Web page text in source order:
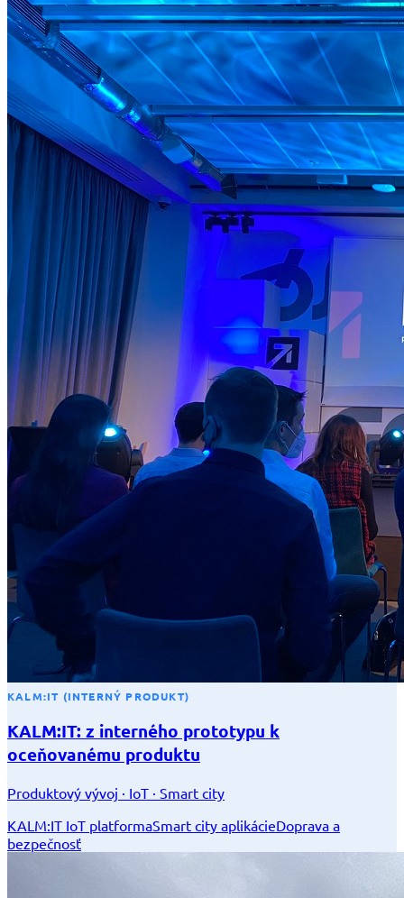
KALM:IT (INTERNÝ PRODUKT)
KALM:IT: z interného prototypu k
oceňovanému produktu
Produktový vývoj · IoT · Smart city
KALM:IT IoT platformaSmart city aplikácieDoprava a
bezpečnosť